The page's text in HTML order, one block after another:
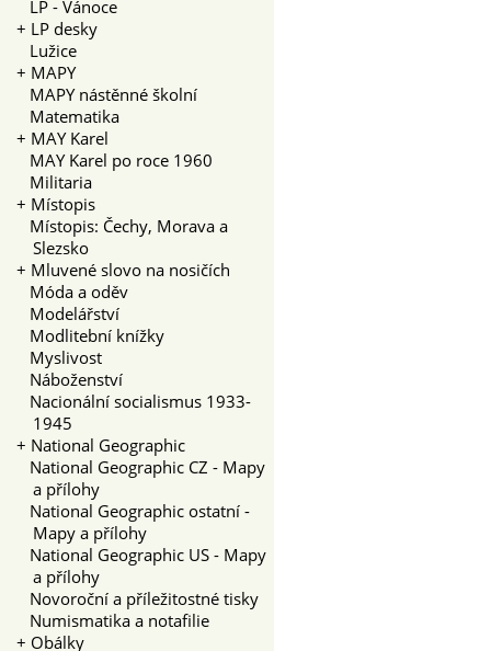
LP - Vánoce
+ LP desky
Lužice
+ MAPY
MAPY nástěnné školní
Matematika
+ MAY Karel
MAY Karel po roce 1960
Militaria
+ Místopis
Místopis: Čechy, Morava a
Slezsko
+ Mluvené slovo na nosičích
Móda a oděv
Modelářství
Modlitební knížky
Myslivost
Náboženství
Nacionální socialismus 1933-
1945
+ National Geographic
National Geographic CZ - Mapy
a přílohy
National Geographic ostatní -
Mapy a přílohy
National Geographic US - Mapy
a přílohy
Novoroční a příležitostné tisky
Numismatika a notafilie
+ Obálky